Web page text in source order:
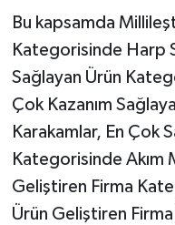
Bu kapsamda
Kategorisinde Harp
Sağlayan Ürün
Çok Kazanım
Karakamlar, En Çok
Kategorisinde Akım
Geliştiren Firma
Ürün Geliştiren